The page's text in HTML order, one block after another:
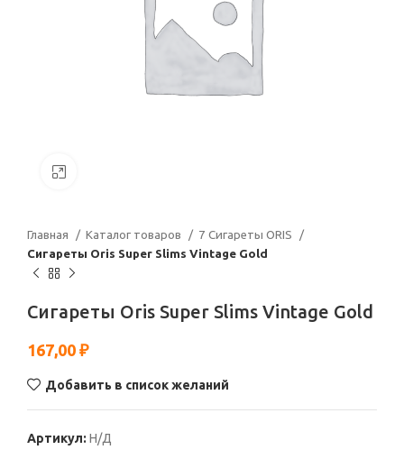
Главная Каталог товаров
7 Сигареты ORIS
Сигареты Oris Super Slims Vintage Gold
Сигареты Oris Super Slims Vintage Gold
167,00 ₽
Добавить в список желаний
Артикул: Н/Д